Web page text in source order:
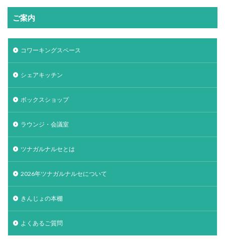
ご案内
コワーキングスペース
シェアキッチン
ボックスショップ
ラウンジ・会議室
ツナガルナルセとは
2026年ツナガルナルセについて
きんじょの本棚
よくあるご質問